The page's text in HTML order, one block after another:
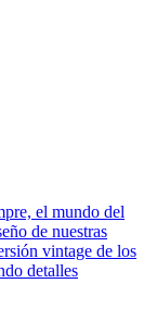
el mundo del
de nuestras
vintage de los
detalles